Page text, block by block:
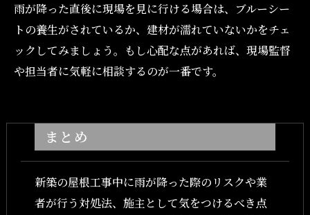
雨が降った直後に現場を見に行ける場合は、ブルーシー
トの養生がされているか、建材が濡れていないかをチェ
ックしてみましょう。もし心配な点があれば、現場監督
や担当者に気軽に相談するのが一番です。
まとめ
新築の屋根工事中に雨が降った際のリスクや業
者が行う対処法、施主として気をつけるべき点